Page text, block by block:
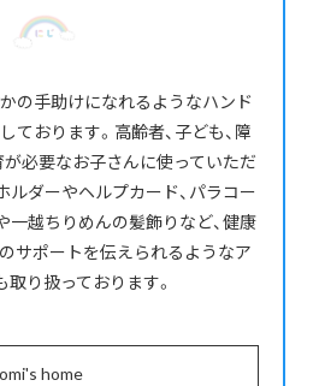
の手助けになれるようなハンド
ております。高齢者、子ども、障
が必要なお子さんに使っていただ
ルダーやヘルプカード、パラコー
一越ちりめんの髪飾りなど、健康
サポートを伝えられるようなア
取り扱っております。
home